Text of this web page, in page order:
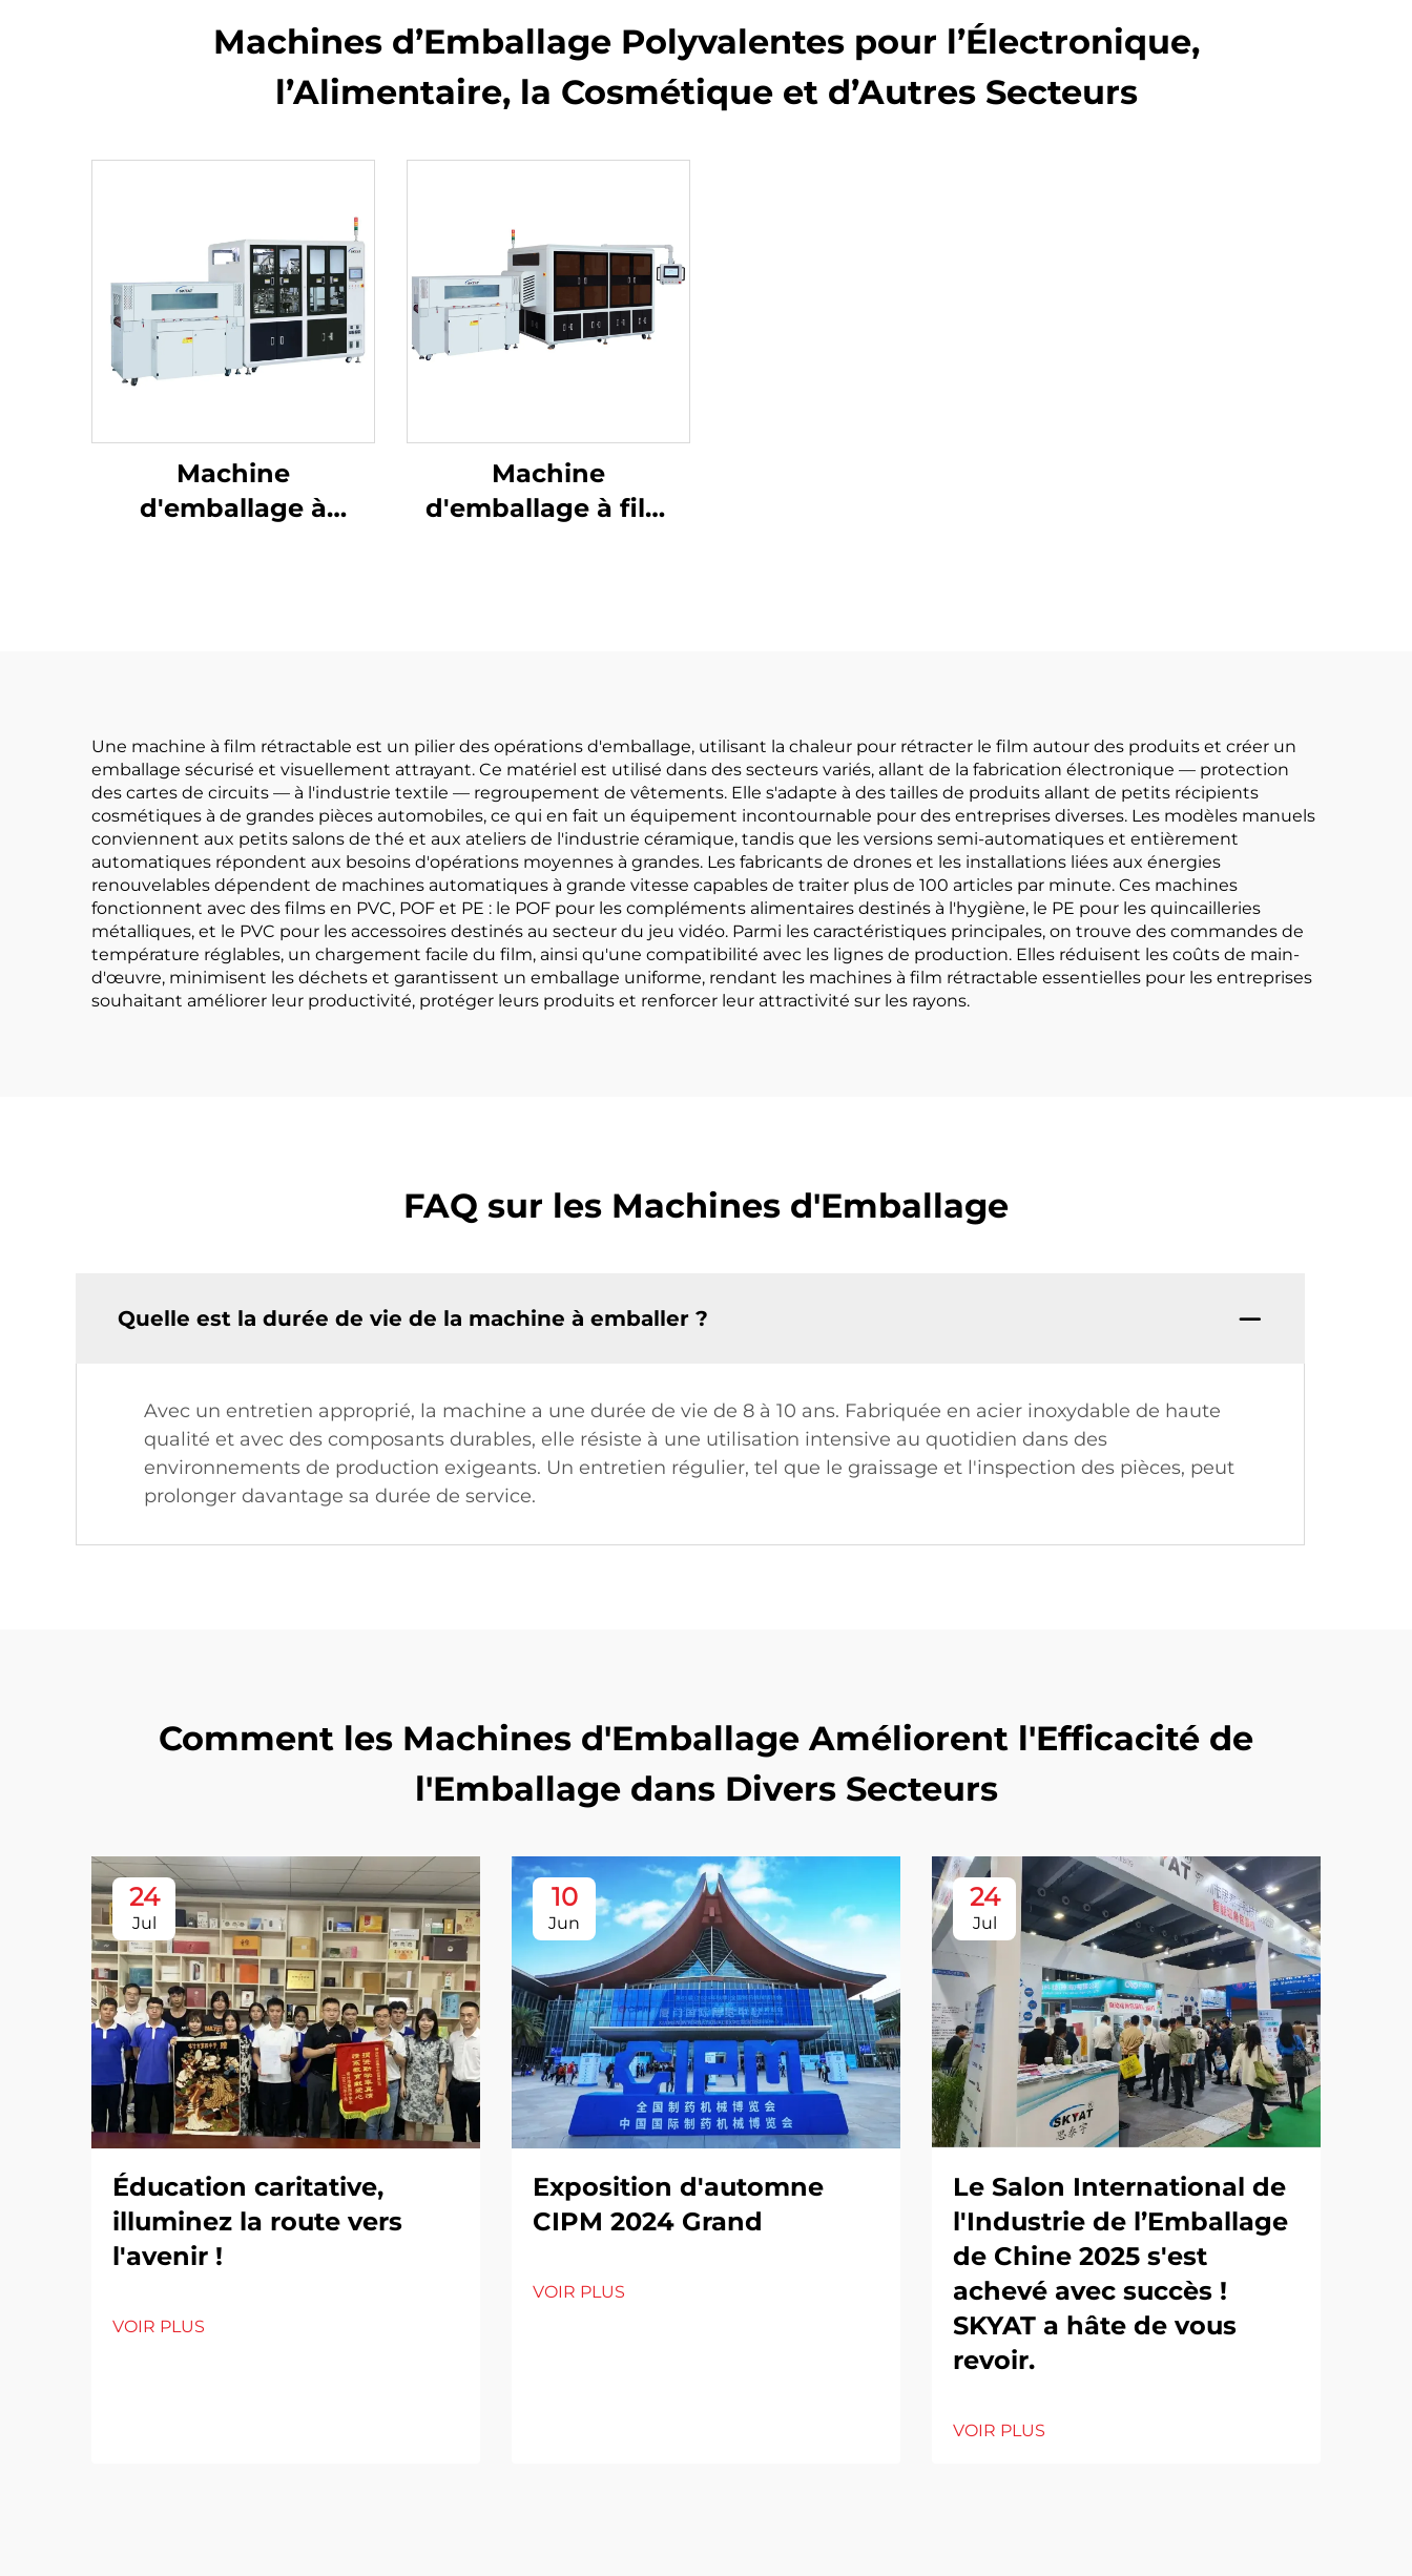
Machines d’Emballage Polyvalentes pour l’Électronique,
l’Alimentaire, la Cosmétique et d’Autres Secteurs
Machine
d'emballage à
Machine
d'emballage à film
Une machine à film rétractable est un pilier des opérations d'emballage, utilisant la chaleur pour rétracter le film autour des produits et créer un
emballage sécurisé et visuellement attrayant. Ce matériel est utilisé dans des secteurs variés, allant de la fabrication électronique — protection
des cartes de circuits — à l'industrie textile — regroupement de vêtements. Elle s'adapte à des tailles de produits allant de petits récipients
cosmétiques à de grandes pièces automobiles, ce qui en fait un équipement incontournable pour des entreprises diverses. Les modèles manuels
conviennent aux petits salons de thé et aux ateliers de l'industrie céramique, tandis que les versions semi-automatiques et entièrement
automatiques répondent aux besoins d'opérations moyennes à grandes. Les fabricants de drones et les installations liées aux énergies
renouvelables dépendent de machines automatiques à grande vitesse capables de traiter plus de 100 articles par minute. Ces machines
fonctionnent avec des films en PVC, POF et PE : le POF pour les compléments alimentaires destinés à l'hygiène, le PE pour les quincailleries
métalliques, et le PVC pour les accessoires destinés au secteur du jeu vidéo. Parmi les caractéristiques principales, on trouve des commandes de
température réglables, un chargement facile du film, ainsi qu'une compatibilité avec les lignes de production. Elles réduisent les coûts de main-
d'œuvre, minimisent les déchets et garantissent un emballage uniforme, rendant les machines à film rétractable essentielles pour les entreprises
souhaitant améliorer leur productivité, protéger leurs produits et renforcer leur attractivité sur les rayons.
FAQ sur les Machines d'Emballage
Quelle est la durée de vie de la machine à emballer ?
Avec un entretien approprié, la machine a une durée de vie de 8 à 10 ans. Fabriquée en acier inoxydable de haute
qualité et avec des composants durables, elle résiste à une utilisation intensive au quotidien dans des
environnements de production exigeants. Un entretien régulier, tel que le graissage et l'inspection des pièces, peut
prolonger davantage sa durée de service.
Comment les Machines d'Emballage Améliorent l'Efficacité de
l'Emballage dans Divers Secteurs
24
Jul
Éducation caritative,
illuminez la route vers
l'avenir !
VOIR PLUS
10
Jun
Exposition d'automne
CIPM 2024 Grand
VOIR PLUS
24
Jul
Le Salon International de
l'Industrie de l’Emballage
de Chine 2025 s'est
achevé avec succès !
SKYAT a hâte de vous
revoir.
VOIR PLUS